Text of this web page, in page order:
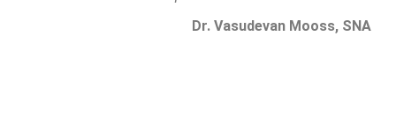
Dr. Vasudevan Mooss, SNA